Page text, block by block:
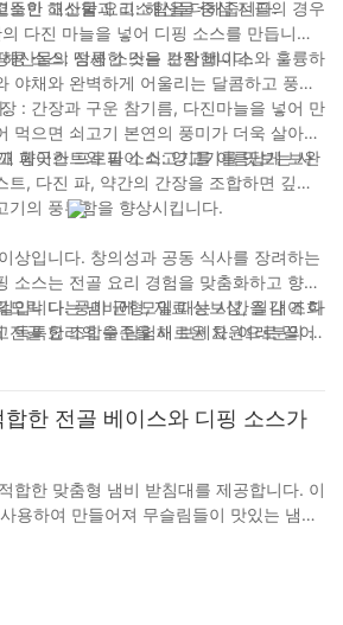
소한 고소함과 고소함을 더해줍니다.
들인 해산물 요리: 해산물 중심 전골의 경우
다진 마늘을 넣어 디핑 소스를 만듭니다.
산물의 섬세한 맛을 보완합니다.
콩 소스: 땅콩 소스는 간장 베이스와 훌륭하
야채와 완벽하게 어울리는 달콤하고 풍미
.
: 간장과 구운 참기름, 다진마늘을 넣어 만
먹으면 쇠고기 본연의 풍미가 더욱 살아납
향긋한 프로필이 쇠고기를 아름답게 보완
페이스트와 파 소스: 양고기를 맛보는 사
트, 다진 파, 약간의 간장을 조합하면 깊이
기의 풍부함을 향상시킵니다.
상입니다. 창의성과 공동 식사를 장려하는
소스는 전골 요리 경험을 맞춤화하고 향상
입니다. 풍미 균형, 재료 상보성, 질감 조화
전골 요리의 수준을 새로운 차원으로 끌어
모락 나는 냄비에 모일 때는 시간을 내어 다
독특한 조합을 탐험해 보세요. 여러분의 입
기술이 전골 요리의 세계에 대한 발견과
한 전골 베이스와 디핑 소스가
합한 맞춤형 냄비 받침대를 제공합니다. 이
용하여 만들어져 무슬림들이 맛있는 냄비